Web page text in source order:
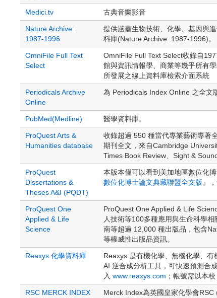
Medici.tv 古典音樂影音
Nature Archive:
1987-1996
提供涵蓋生物技術、化學、基因與
料庫(Nature Archive :1987-1996)。
OmniFile Full Text
Select
OmniFile Full Text Select收錄自
館與資訊情報學、商業等幾乎所有
所發展之線上資料庫檢索介面系統
Periodicals Archive
Online
為 Periodicals Index Online 之全文
PubMed(Medline) 醫學資料庫。
ProQuest Arts &
Humanities database
收錄超過 550 種當代專業藝術專著
期刊全文，來自Cambridge
Times Book Review、Sight &
ProQuest
Dissertations &
Theses A&I (PQDT)
本版本僅可以看到美加地區數位化
數位化博士論文典藏聯盟全文版 』
ProQuest One
Applied & Life
Science
ProQuest One Applied & Life
人技術等100多種應用與生命科學
南等超過 12,000 種出版品，包含
等權威性出版品資訊。
Reaxys 化學資料庫
Reaxys 是有機化學、無機化學、
AI 逆合成分析工具，可快速預測合
入 www.reaxys.com ；帳號需以本校
RSC MERCK INDEX
Merck Index為英國皇家化學會